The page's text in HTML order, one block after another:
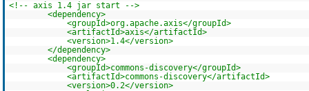
<!-- axis 1.4 jar start -->
<dependency>
<groupId>org.apache.axis</groupId>
<artifactId>axis</artifactId>
<version>1.4</version>
</dependency>
<dependency>
<groupId>commons-discovery</groupId>
<artifactId>commons-discovery</artifactId>
<version>0.2</version>